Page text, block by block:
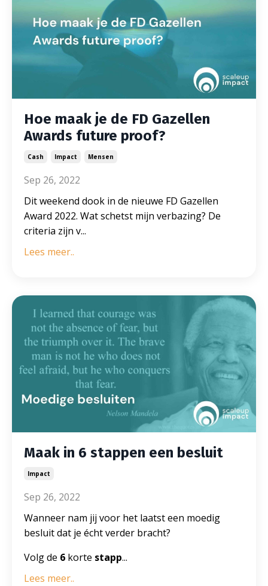
Hoe maak je de FD Gazellen
Awards future proof?
Cash Impact Mensen
Sep 26, 2022
Dit weekend dook in de nieuwe FD Gazellen
Award 2022. Wat schetst mijn verbazing? De
criteria zijn v...
Lees meer..
Maak in 6 stappen een besluit
Impact
Sep 26, 2022
Wanneer nam jij voor het laatst een moedig
besluit dat je écht verder bracht?
Volg de 6 korte stapp...
Lees meer..